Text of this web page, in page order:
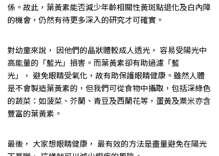
係。故此，葉黃素能否減少年齡相關性黃斑點退化及白內障
的機會，仍然有待更多深入的研究才可確實。
對幼童來說， 因他們的晶狀體較成人透光， 容易受陽光中
高能量的「藍光」損害。而葉黃素卻有助過濾「藍
光」， 避免眼睛受氧化，故有助保護眼睛健康。雖然人體
是不會製造葉黃素的，但我們可從食物中攝取，包括深綠色
的蔬菜：如菠菜、芥蘭、青豆及西蘭花等，蛋黃及粟米亦含
豐富的葉黃素。
最後， 大家想眼睛健康， 最有效的方法是盡量避免在陽光